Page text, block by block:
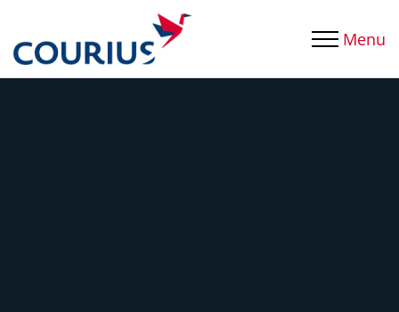
Menu